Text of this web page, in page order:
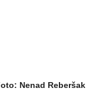
Nenad Reberšak